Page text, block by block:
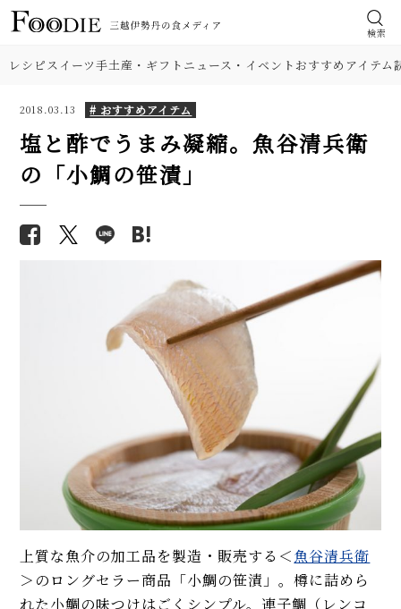
検索
レシピスイーツ手土産・ギフト ニュース・イベントおすすめアイテム
2018.03.13 # おすすめアイテム
塩と酢でうまみ凝縮。魚谷清兵衛
の「小鯛の笹漬」
上質な魚介の加工品を製造・販売する＜魚谷清兵衛
＞のロングセラー商品「小鯛の笹漬」。樽に詰めら
れた小鯛の味つけはごくシンプル。連子鯛（レンコ